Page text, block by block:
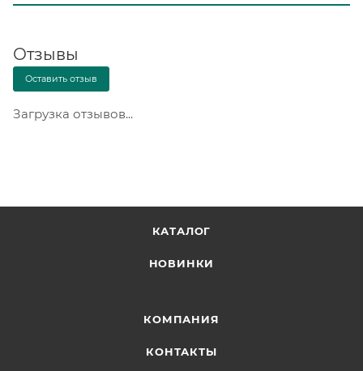
Отзывы
Оставить отзыв
Загрузка отзывов...
КАТАЛОГ
НОВИНКИ
КОМПАНИЯ
КОНТАКТЫ